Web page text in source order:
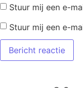
Stuur mij een e-
Stuur mij een e-